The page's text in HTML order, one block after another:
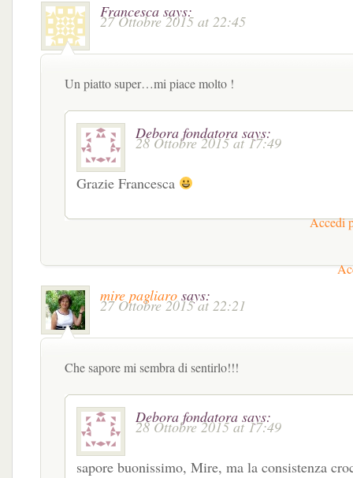
Francesca says:
27 Ottobre 2015 at 22:45
Un piatto super…mi piace molto !
Debora fondatora says:
28 Ottobre 2015 at 17:49
Grazie Francesca
Accedi
mire pagliaro says:
27 Ottobre 2015 at 22:21
Che sapore mi sembra di sentirlo!!!
Debora fondatora says:
28 Ottobre 2015 at 17:49
sapore buonissimo, Mire, ma la consistenza